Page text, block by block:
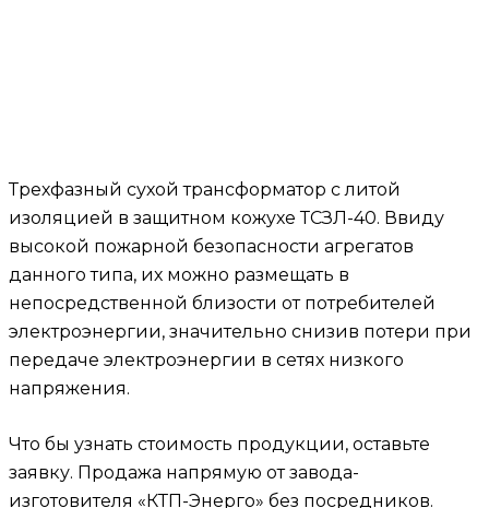
Трехфазный сухой трансформатор с литой
изоляцией в защитном кожухе ТСЗЛ-40. Ввиду
высокой пожарной безопасности агрегатов
данного типа, их можно размещать в
непосредственной близости от потребителей
электроэнергии, значительно снизив потери при
передаче электроэнергии в сетях низкого
напряжения.
Что бы узнать стоимость продукции, оставьте
заявку. Продажа напрямую от завода-
изготовителя «КТП-Энерго» без посредников.